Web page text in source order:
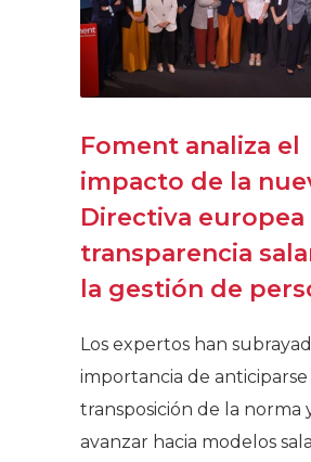
Foment analiza el
impacto de la
Directiva europea
transparencia
la gestión de
Los expertos han
importancia de anticiparse
transposición de la norma
avanzar hacia modelos